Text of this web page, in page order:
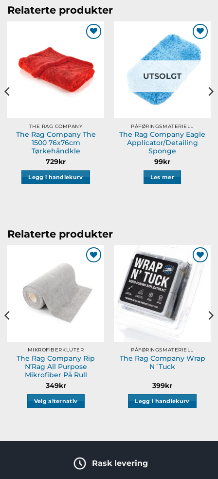
Relaterte produkter
THE RAG COMPANY
The Rag Company The
1500 76x76cm
Tørkehåndkle
729kr
Legg i handlekurv
Legg til
ønskeliste
UTSOLGT
PÅFØRINGSMATERIELL
The Rag Company Eagle
Applicator/Detailing
Sponge
99kr
Les mer
Relaterte produkter
Legg til
ønskeliste
MIKROFIBERKLUTER
The Rag Company Rip
N’Rag All Purpose
Mikrofiber På Rull
349kr
Velg alternativ
flere
Alternativene
Legg til
ønskeliste
PÅFØRINGSMATERIELL
The Rag Company Wrap
N´Tuck
399kr
Legg i handlekurv
Rask levering